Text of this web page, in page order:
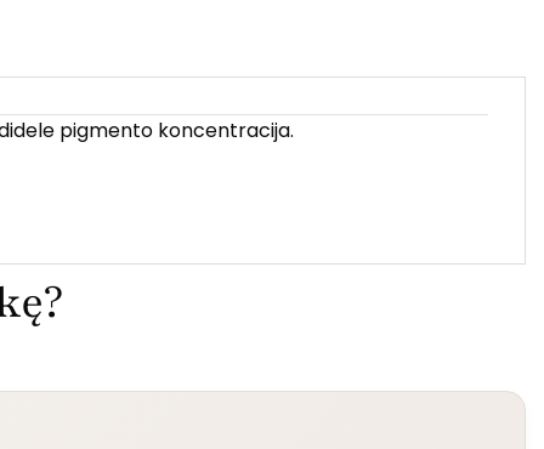
pigmento koncentracija.